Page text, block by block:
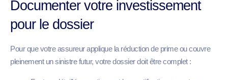
Documenter votre investissement
pour le dossier
Pour que votre assureur applique la réduction de prime ou couvre
pleinement un sinistre futur, votre dossier doit être complet :